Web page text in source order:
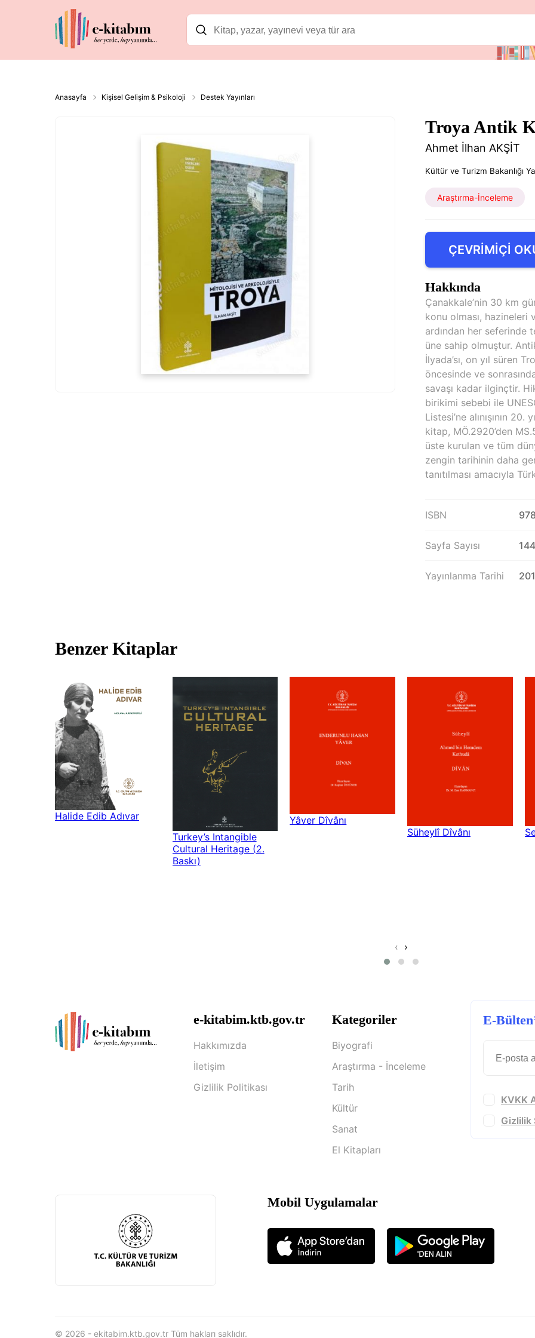
Anasayfa Kişisel Gelişim & Psikoloji Destek Yayınları
Troya Antik
Ahmet İlhan AKŞİT
Kültür ve Turizm Bakanlığı
Araştırma-İnceleme
ÇEVRİMİÇİ
Hakkında
Çanakkale’nin 30 km
konu olması, hazineleri
ardından her seferinde
üne sahip olmuştur.
İlyada’sı, on yıl süren
öncesinde ve
savaşı kadar ilginçtir.
birikimi sebebi ile
Listesi’ne alınışının
kitap, MÖ.2920’den
üste kurulan ve tüm
zengin tarihinin daha
tanıtılması amacıyla
ISBN
Sayfa Sayısı 144
Yayınlanma Tarihi
Benzer Kitaplar
Halide Edib Adıvar
Turkey’s Intangible
Cultural Heritage (2.
Baskı)
Yâver Dîvânı
Süheylî Dîvânı
‹ ›
e-kitabim.ktb.gov.tr
Hakkımızda
İletişim
Gizlilik Politikası
Kategoriler
Biyografi
Araştırma - İnceleme
Tarih
Kültür
Sanat
El Kitapları
E-
KVKK
Gizlilik
Mobil Uygulamalar
© 2026 - ekitabim.ktb.gov.tr Tüm hakları saklıdır.